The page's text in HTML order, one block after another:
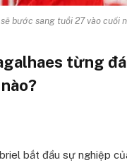
bước sang tuổi 27 vào cuối
từng
bắt đầu sự nghiệp